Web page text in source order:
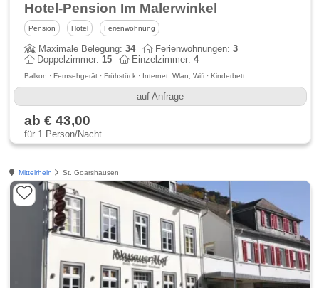
Hotel-Pension Im Malerwinkel
Pension Hotel Ferienwohnung
Maximale Belegung:34 Ferienwohnungen:3
Doppelzimmer:15 Einzelzimmer:4
Balkon · Fernsehgerät · Frühstück · Internet, Wlan, Wifi · Kinderbett
auf Anfrage
ab € 43,00
für 1 Person/Nacht
Mittelrhein St. Goarshausen